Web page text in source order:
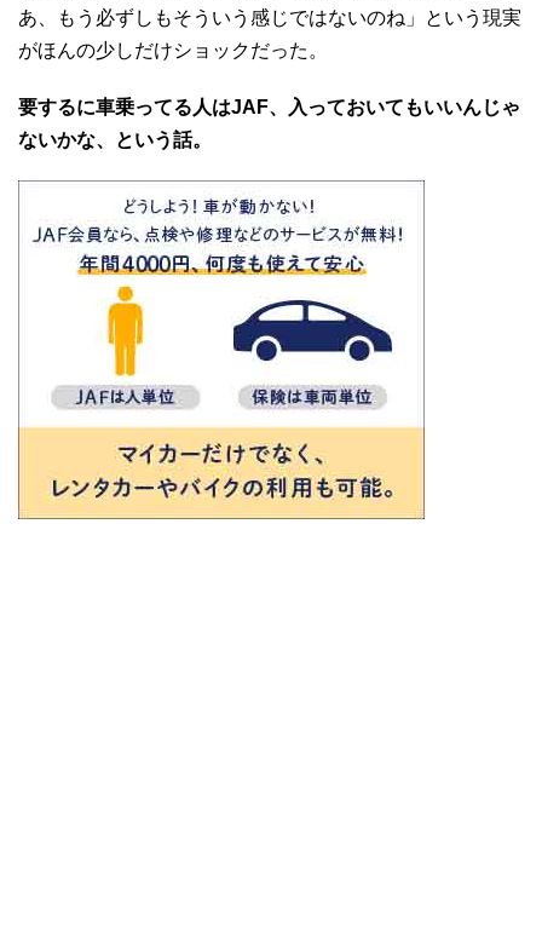
あ、もう必ずしもそういう感じではないのね」という現実
がほんの少しだけショックだった。
要するに車乗ってる人はJAF、入っておいてもいいんじゃ
ないかな、という話。